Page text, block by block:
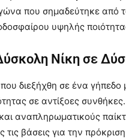
που σημαδεύτηκε από
υψηλής
Νίκη σε
διεξήχθη σε ένα γήπεδο
σε αντίξοες
αναπληρωματικούς
τις βάσεις για την